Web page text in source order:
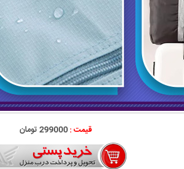
قیمت :299000 تومان